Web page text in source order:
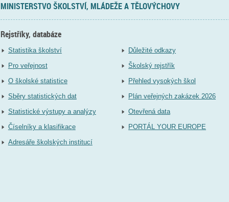
MINISTERSTVO ŠKOLSTVÍ, MLÁDEŽE A TĚLOVÝCHOVY
Rejstříky, databáze
Statistika školství
Pro veřejnost
O školské statistice
Sběry statistických dat
Statistické výstupy a analýzy
Číselníky a klasifikace
Adresáře školských institucí
Důležité odkazy
Školský rejstřík
Přehled vysokých škol
Plán veřejných zakázek 2026
Otevřená data
PORTÁL YOUR EUROPE